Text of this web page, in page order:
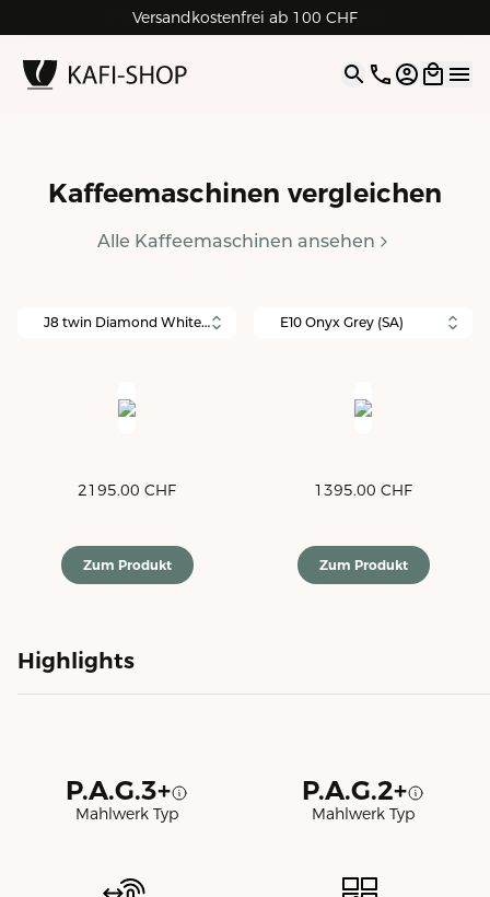
Versandkostenfrei ab 100 CHF
Rechnungskauf für Geschäftskunden
4.9| 5.0 Google
Open
Kaffeemaschinen vergleichen
Alle Kaffeemaschinen ansehen
J8 twin Diamond White (SA)
2195.00 CHF
Zum Produkt
E10 Onyx Grey (SA)
1395.00 CHF
Zum Produkt
Highlights
P.A.G.3+
Mahlwerk Typ
P.A.G.2+
Mahlwerk Typ